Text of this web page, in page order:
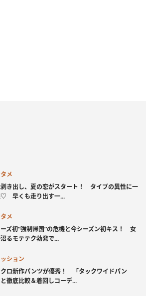
メ
き出し、夏の恋がスタート！ タイプの異性に一
♡ 早くも走り出す一...
メ
ズ初“強制帰国”の危機と今シーズン初キス！ 女
るモテテク勃発で...
ション
ロ新作パンツが優秀！ 「タックワイドパン
徹底比較＆着回しコーデ...